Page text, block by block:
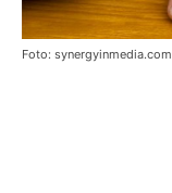
Foto: synergyinmedia.com